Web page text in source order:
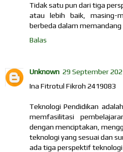
Tidak satu pun dari tiga
atau lebih baik, masing-
berbeda dalam memandang
Balas
Unknown 29 September
Ina Fitrotul Fikroh 2419083
Teknologi Pendidikan
memfasilitasi
dengan menciptakan,
teknologi yang sesuai dan
ada tiga perspektif